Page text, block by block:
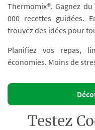
Thermomix®. Gagnez
000 recettes guidées.
trouvez des idées pour
Planifiez vos repas,
économies. Moins de
Testez